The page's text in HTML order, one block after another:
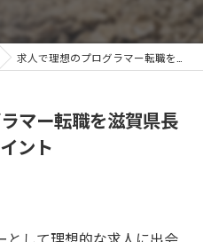
求人で理想のプログラマー転職を滋賀県長浜市で叶える最新ポイント
マー転職を滋賀県長
ント